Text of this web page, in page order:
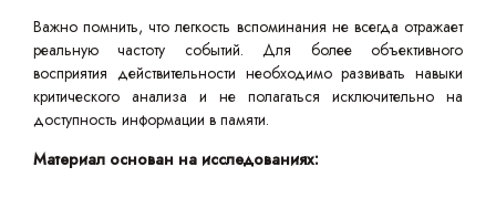
Важно помнить, что легкость вспоминания не всегда отражает
реальную частоту событий. Для более объективного
восприятия действительности необходимо развивать навыки
критического анализа и не полагаться исключительно на
доступность информации в памяти.
Материал основан на исследованиях: